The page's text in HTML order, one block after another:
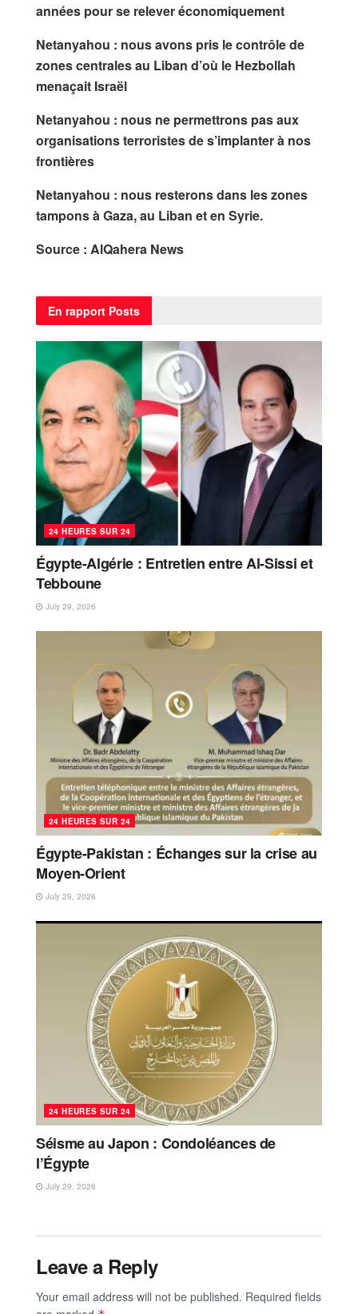
années pour se relever économiquement
Netanyahou : nous avons pris le contrôle de
zones centrales au Liban d’où le Hezbollah
menaçait Israël
Netanyahou : nous ne permettrons pas aux
organisations terroristes de s’implanter à nos
frontières
Netanyahou : nous resterons dans les zones
tampons à Gaza, au Liban et en Syrie.
Source : AlQahera News
En rapport Posts
24 HEURES SUR 24
Égypte-Algérie : Entretien entre Al-Sissi et
Tebboune
July 29, 2026
24 HEURES SUR 24
Égypte-Pakistan : Échanges sur la crise au
Moyen-Orient
July 29, 2026
24 HEURES SUR 24
Séisme au Japon : Condoléances de
l’Égypte
July 29, 2026
Leave a Reply
Your email address will not be published. Required fields